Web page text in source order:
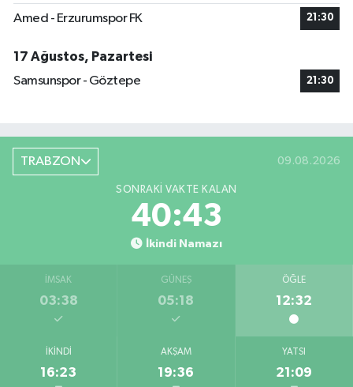
Amed - Erzurumspor FK 21:30
17 Ağustos, Pazartesi
Samsunspor - Göztepe
21:30
TRABZON 09.08.2026
SONRAKI VAKTE KALAN
40:42
İkindi Namazı
İMSAK
03:38
GÜNEŞ
05:18
ÖĞLE
12:32
İKINDI
16:23
AKŞAM
19:36
YATSI
21:09